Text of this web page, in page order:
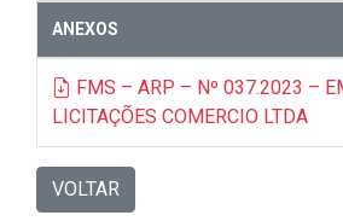
ANEXOS
FMS – ARP – Nº 037.2023 –
LICITAÇÕES COMERCIO LTDA
VOLTAR